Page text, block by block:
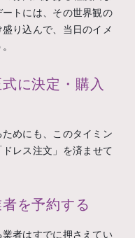
トには、その世界観の
り込んで、当日のイメ
に決定・購入
めにも、このタイミン
ドレス注文」を済ませて
を予約する
者はすでに押さえてい